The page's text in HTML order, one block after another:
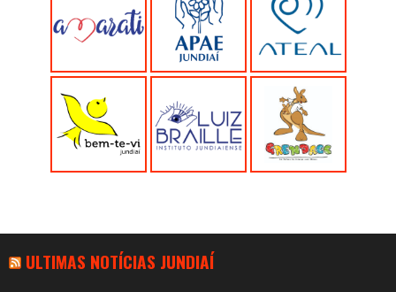
ULTIMAS NOTÍCIAS JUNDIAÍ